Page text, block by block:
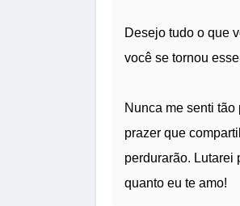
Desejo tudo o que
você se tornou
Nunca me senti
prazer que
perdurarão. Lutarei
quanto eu te amo!